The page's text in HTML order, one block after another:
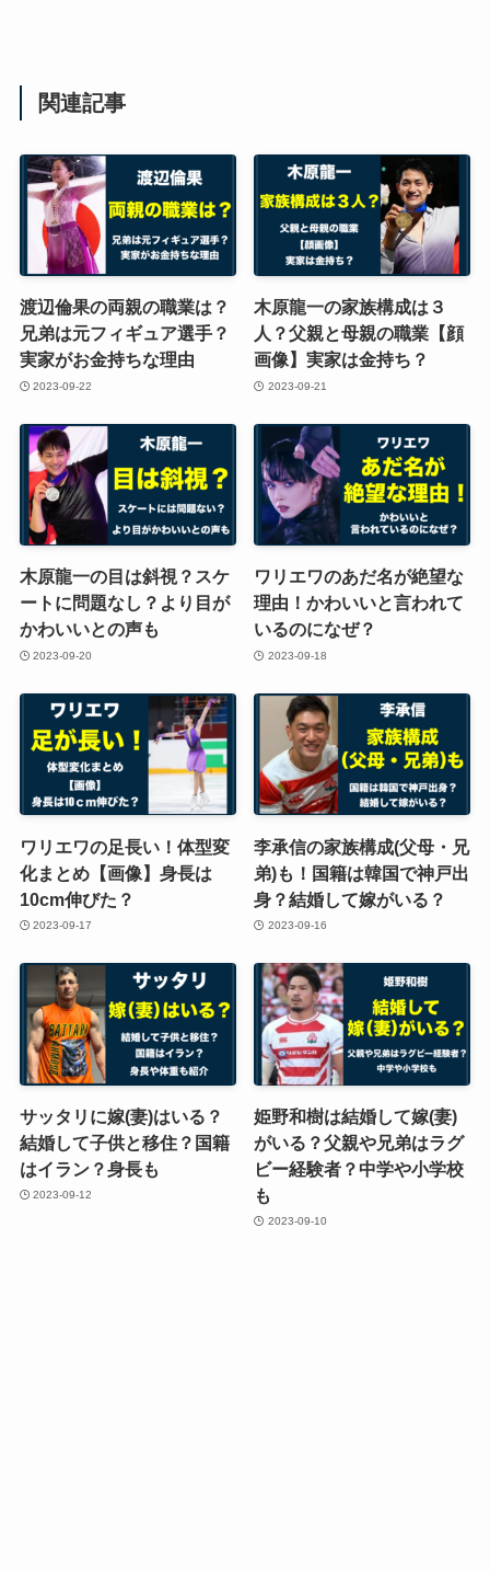
関連記事
渡辺倫果の両親の職業は？
兄弟は元フィギュア選手？
実家がお金持ちな理由
2023-09-22
木原龍一の家族構成は３
人？父親と母親の職業【顔
画像】実家は金持ち？
2023-09-21
木原龍一の目は斜視？スケ
ートに問題なし？より目が
かわいいとの声も
2023-09-20
ワリエワのあだ名が絶望な
理由！かわいいと言われて
いるのになぜ？
2023-09-18
ワリエワの足長い！体型変
化まとめ【画像】身長は
10cm伸びた？
2023-09-17
李承信の家族構成(父母・兄
弟)も！国籍は韓国で神戸出
身？結婚して嫁がいる？
2023-09-16
サッタリに嫁(妻)はいる？
結婚して子供と移住？国籍
はイラン？身長も
2023-09-12
姫野和樹は結婚して嫁(妻)
がいる？父親や兄弟はラグ
ビー経験者？中学や小学校
も
2023-09-10